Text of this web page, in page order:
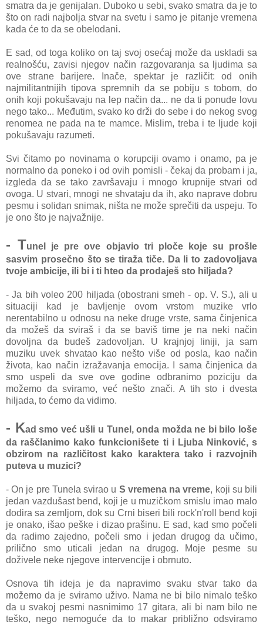
smatra da je genijalan. Duboko u sebi, svako smatra da je to
što on radi najbolja stvar na svetu i samo je pitanje vremena
kada će to da se obelodani.
E sad, od toga koliko on taj svoj osećaj može da uskladi sa
realnošću, zavisi njegov način razgovaranja sa ljudima sa
ove strane barijere. Inače, spektar je različit: od onih
najmilitantnijih tipova spremnih da se pobiju s tobom, do
onih koji pokušavaju na lep način da... ne da ti ponude lovu
nego tako... Međutim, svako ko drži do sebe i do nekog svog
renomea ne pada na te mamce. Mislim, treba i te ljude koji
pokušavaju razumeti.
Svi čitamo po novinama o korupciji ovamo i onamo, pa je
normalno da poneko i od ovih pomisli - čekaj da probam i ja,
izgleda da se tako završavaju i mnogo krupnije stvari od
ovoga. U stvari, mnogi ne shvataju da ih, ako naprave dobru
pesmu i solidan snimak, ništa ne može sprečiti da uspeju. To
je ono što je najvažnije.
- Tunel je pre ove objavio tri ploče koje su prošle
sasvim prosečno što se tiraža tiče. Da li to zadovoljava
tvoje ambicije, ili bi i ti hteo da prodaješ sto hiljada?
- Ja bih voleo 200 hiljada (obostrani smeh - op. V. S.), ali u
situaciji kad je bavljenje ovom vrstom muzike vrlo
nerentabilno u odnosu na neke druge vrste, sama činjenica
da možeš da sviraš i da se baviš time je na neki način
dovoljna da budeš zadovoljan. U krajnjoj liniji, ja sam
muziku uvek shvatao kao nešto više od posla, kao način
života, kao način izražavanja emocija. I sama činjenica da
smo uspeli da sve ove godine odbranimo poziciju da
možemo da sviramo, već nešto znači. A tih sto i dvesta
hiljada, to ćemo da vidimo.
- Kad smo već ušli u Tunel, onda možda ne bi bilo loše
da raščlanimo kako funkcionišete ti i Ljuba Ninković, s
obzirom na različitost kako karaktera tako i razvojnih
puteva u muzici?
- On je pre Tunela svirao u S vremena na vreme, koji su bili
jedan vazdušast bend, koji je u muzičkom smislu imao malo
dodira sa zemljom, dok su Crni biseri bili rock'n'roll bend koji
je onako, išao peške i dizao prašinu. E sad, kad smo počeli
da radimo zajedno, počeli smo i jedan drugog da učimo,
prilično smo uticali jedan na drugog. Moje pesme su
doživele neke njegove intervencije i obrnuto.
Osnova tih ideja je da napravimo svaku stvar tako da
možemo da je sviramo uživo. Nama ne bi bilo nimalo teško
da u svakoj pesmi nasnimimo 17 gitara, ali bi nam bilo ne
teško, nego nemoguće da to makar približno odsviramo